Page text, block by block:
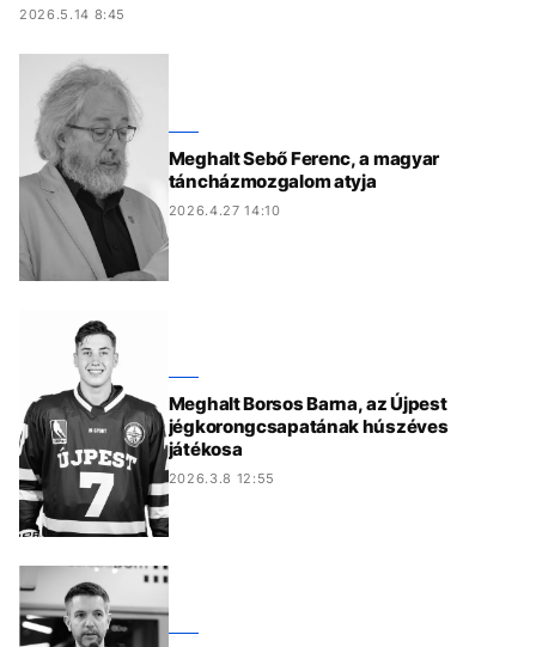
2026.5.14 8:45
Meghalt Sebő Ferenc, a magyar
táncházmozgalom atyja
2026.4.27 14:10
Meghalt Borsos Barna, az Újpest
jégkorongcsapatának húszéves
játékosa
2026.3.8 12:55